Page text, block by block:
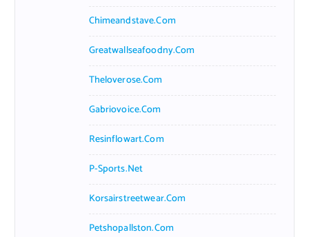
Chimeandstave.com
Greatwallseafoodny.com
Theloverose.com
Gabriovoice.com
Resinflowart.com
P-Sports.net
Korsairstreetwear.com
Petshopallston.com